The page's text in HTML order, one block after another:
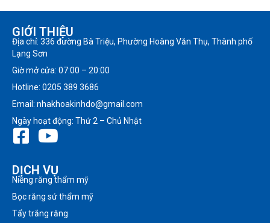
GIỚI THIỆU
Địa chỉ: 336 đường Bà Triệu, Phường Hoàng Văn Thụ, Thành phố
Lạng Sơn
Giờ mở cửa: 07:00 – 20:00
Hotline: 0205 389 3686
Email: nhakhoakinhdo@gmail.com
Ngày hoạt động: Thứ 2 – Chủ Nhật
DỊCH VỤ
Niềng răng thẩm mỹ
Bọc răng sứ thẩm mỹ
Tẩy trắng răng